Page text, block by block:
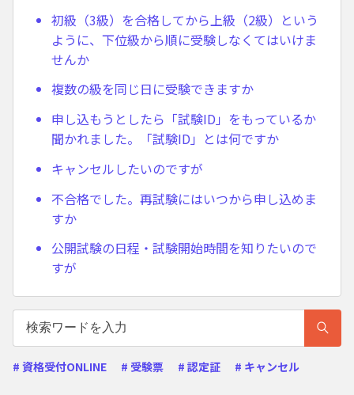
初級（3級）を合格してから上級（2級）という
ように、下位級から順に受験しなくてはいけま
せんか
複数の級を同じ日に受験できますか
申し込もうとしたら「試験ID」をもっているか
聞かれました。「試験ID」とは何ですか
キャンセルしたいのですが
不合格でした。再試験にはいつから申し込めま
すか
公開試験の日程・試験開始時間を知りたいので
すが
# 資格受付ONLINE # 受験票 # 認定証 # キャンセル